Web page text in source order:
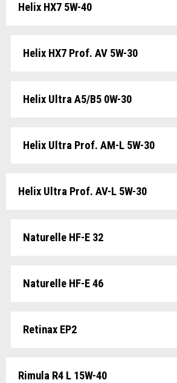
Helix HX7 5W-40
Helix HX7 Prof. AV 5W-30
Helix Ultra A5/B5 0W-30
Helix Ultra Prof. AM-L 5W-30
Helix Ultra Prof. AV-L 5W-30
Naturelle HF-E 32
Naturelle HF-E 46
Retinax EP2
Rimula R4 L 15W-40